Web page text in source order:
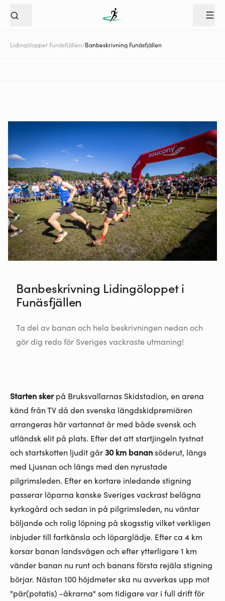
Lidingöloppet Funäsfjällen/Banbeskrivning Funäsfjällen
Banbeskrivning Lidingöloppet i
Funäsfjällen
Ta del av banan och hela beskrivningen nedan och
gör dig redo för Sveriges vackraste utmaning!
Starten skerpå Bruksvallarnas Skidstadion, en arena
känd från TV då den svenska längdskidpremiären
arrangeras här vartannat år med både svensk och
utländsk elit på plats. Efter det att startjingeln tystnat
och startskotten ljudit går30 km banansöderut, längs
med Ljusnan och längs med den nyrustade
pilgrimsleden. Efter en kortare inledande stigning
passerar löparna kanske Sveriges vackrast belägna
kyrkogård och sedan in på pilgrimsleden, nu väntar
böljande och rolig löpning på skogsstig vilket verkligen
inbjuder till fartkänsla och löparglädje. Efter ca 4 km
korsar banan landsvägen och efter ytterligare 1 km
vänder banan nu runt och banans första rejäla stigning
börjar. Nästan 100 höjdmeter ska nu avverkas upp mot
"pär(potatis) -åkrarna" som tidigare var i full drift för